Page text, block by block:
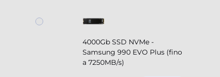
4000Gb SSD NVMe -
Samsung 990 EVO Plus (fino
a 7250MB/s)